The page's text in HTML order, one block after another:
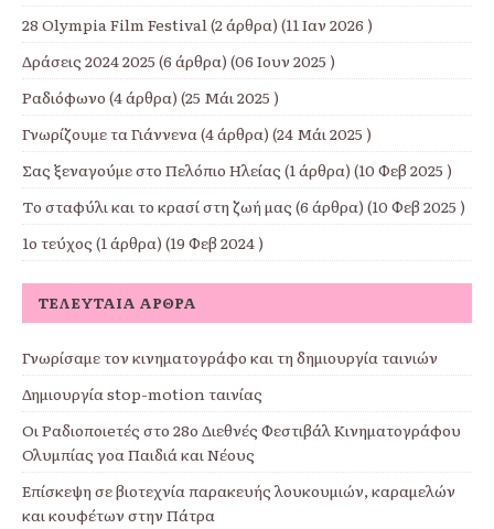
28 Olympia Film Festival (2 άρθρα) (11 Ιαν 2026 )
Δράσεις 2024 2025 (6 άρθρα) (06 Ιουν 2025 )
Ραδιόφωνο (4 άρθρα) (25 Μάι 2025 )
Γνωρίζουμε τα Γιάννενα (4 άρθρα) (24 Μάι 2025 )
Σας ξεναγούμε στο Πελόπιο Ηλείας (1 άρθρα) (10 Φεβ 2025 )
Το σταφύλι και το κρασί στη ζωή μας (6 άρθρα) (10 Φεβ 2025 )
1ο τεύχος (1 άρθρα) (19 Φεβ 2024 )
ΤΕΛΕΥΤΑΊΑ ΆΡΘΡΑ
Γνωρίσαμε τον κινηματογράφο και τη δημιουργία ταινιών
Δημιουργία stop-motion ταινίας
Οι Ραδιοποιeτές στο 28ο Διεθνές Φεστιβάλ Κινηματογράφου
Ολυμπίας γοα Παιδιά και Νέους
Επίσκεψη σε βιοτεχνία παρακευής λουκουμιών, καραμελών
και κουφέτων στην Πάτρα